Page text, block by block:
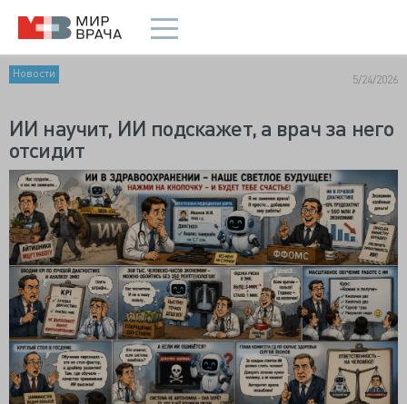
Новости 5/24/2026
ИИ научит, ИИ подскажет, а врач за него
отсидит